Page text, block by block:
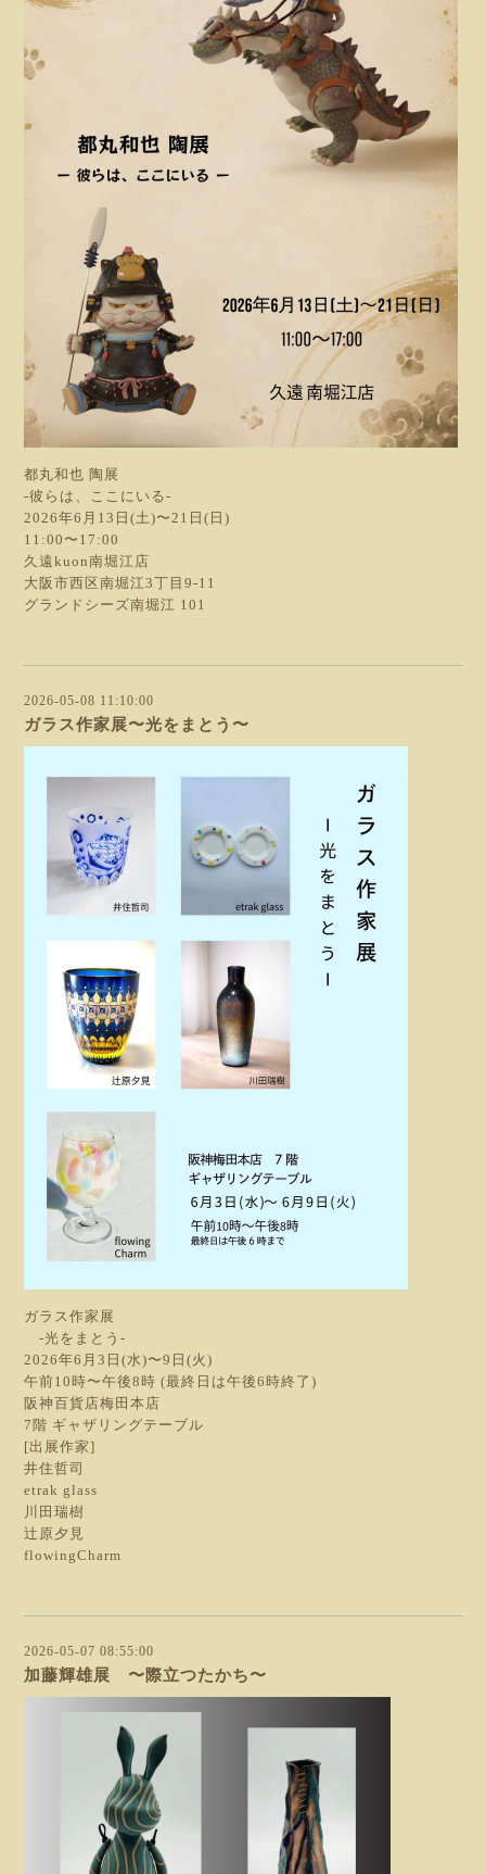
都丸和也 陶展
-彼らは、ここにいる-
2026年6月13日(土)〜21日(日)
11:00〜17:00
久遠kuon南堀江店
大阪市西区南堀江3丁目9-11
グランドシーズ南堀江 101
2026-05-08 11:10:00
ガラス作家展〜光をまとう〜
ガラス作家展
-光をまとう-
2026年6月3日(水)〜9日(火)
午前10時〜午後8時 (最終日は午後6時終了)
阪神百貨店梅田本店
7階 ギャザリングテーブル
[出展作家]
井住哲司
etrak glass
川田瑞樹
辻原夕見
flowingCharm
2026-05-07 08:55:00
加藤輝雄展 〜際立つたかち〜